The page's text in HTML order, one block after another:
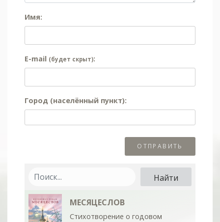
Имя:
E-mail (будет скрыт):
Город (населённый пункт):
МЕСЯЦЕСЛОВ
Стихотворение о годовом